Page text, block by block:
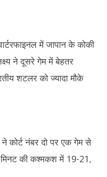
में जापान के कोकी
ने दूसरे गेम में बेहतर
शटलर को ज्यादा मौके
कोर्ट नंबर दो पर एक गेम से
मिनट की कश्मकश में 19-21,